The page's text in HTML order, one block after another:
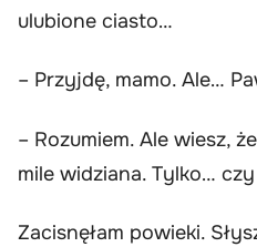
ulubione ciasto…
– Przyjdę, mamo. Ale…
– Rozumiem. Ale wiesz,
mile widziana. Tylko…
Zacisnęłam powieki.